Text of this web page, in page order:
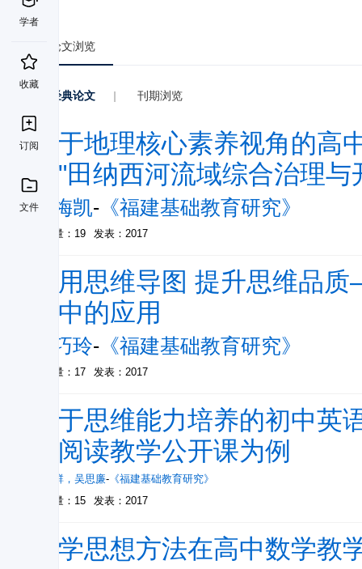
学者
收藏
订阅
文件
论文浏览
经典论文 | 刊期浏览
基于地理核心素养视角的
以"田纳西河流域综合治理与
郑梅凯- 《福建基础教育研究》
被引量：19 发表：2017
巧用思维导图 提升思维品
学中的应用
周巧玲- 《福建基础教育研究》
被引量：17 发表：2017
基于思维能力培养的初中
节阅读教学公开课为例
朱花群 ， 吴思廉- 《福建基础教育研究》
被引量：15
发表：2017
数学思想方法在高中数学教